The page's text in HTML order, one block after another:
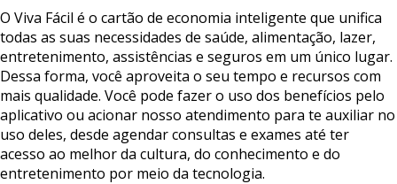
O Viva Fácil é o cartão de economia inteligente que unifica
todas as suas necessidades de saúde, alimentação, lazer,
entretenimento, assistências e seguros em um único lugar.
Dessa forma, você aproveita o seu tempo e recursos com
mais qualidade. Você pode fazer o uso dos benefícios pelo
aplicativo ou acionar nosso atendimento para te auxiliar no
uso deles, desde agendar consultas e exames até ter
acesso ao melhor da cultura, do conhecimento e do
entretenimento por meio da tecnologia.